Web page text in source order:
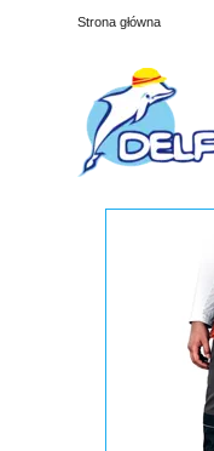
Strona główna